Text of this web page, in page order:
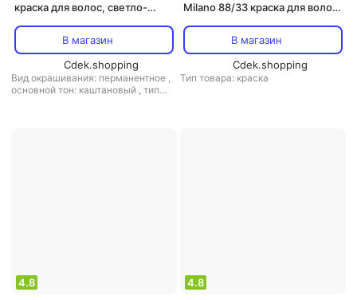
краска для волос, светло-
REVLONISSIMO
COLORSMETIQUE 60 мл
В магазин
Cdek.shopping
Вид окрашивания: перманентное ,
основной тон: каштановый , тип
Milano 88/33 краска для волос
В магазин
Cdek.shopping
Тип товара: краска
4.8 4.8